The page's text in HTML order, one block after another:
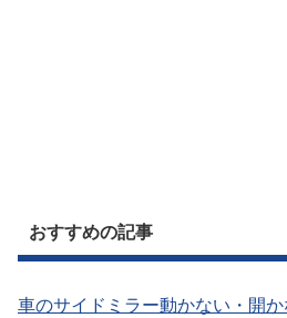
おすすめの記事
車のサイドミラー動かない・開